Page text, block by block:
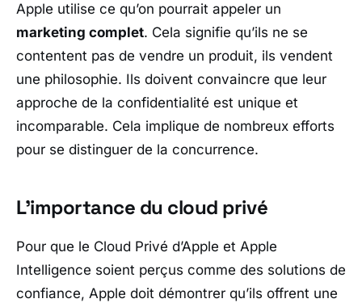
Apple utilise ce qu’on pourrait appeler un
marketing complet. Cela signifie qu’ils ne se
contentent pas de vendre un produit, ils vendent
une philosophie. Ils doivent convaincre que leur
approche de la confidentialité est unique et
incomparable. Cela implique de nombreux efforts
pour se distinguer de la concurrence.
L’importance du cloud privé
Pour que le Cloud Privé d’Apple et Apple
Intelligence soient perçus comme des solutions de
confiance, Apple doit démontrer qu’ils offrent une